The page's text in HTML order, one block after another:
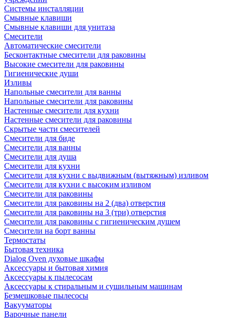
Системы инсталляции
Смывные клавиши
Смывные клавиши для унитаза
Смесители
Автоматические смесители
Бесконтактные смесители для раковины
Высокие смесители для раковины
Гигиенические души
Изливы
Напольные смесители для ванны
Напольные смесители для раковины
Настенные смесители для кухни
Настенные смесители для раковины
Скрытые части смесителей
Смесители для биде
Смесители для ванны
Смесители для душа
Смесители для кухни
Смесители для кухни с выдвижным (вытяжным) изливом
Смесители для кухни с высоким изливом
Смесители для раковины
Смесители для раковины на 2 (два) отверстия
Смесители для раковины на 3 (три) отверстия
Смесители для раковины с гигиеническим душем
Смесители на борт ванны
Термостаты
Бытовая техника
Dialog Oven духовые шкафы
Аксессуары и бытовая химия
Аксессуары к пылесосам
Аксессуары к стиральным и сушильным машинам
Безмешковые пылесосы
Вакууматоры
Варочные панели